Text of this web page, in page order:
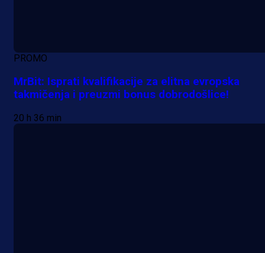
PROMO
MrBit: Isprati kvalifikacije za elitna evropska
takmičenja i preuzmi bonus dobrodošlice!
20 h 36 min